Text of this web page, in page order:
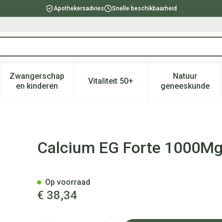
Apothekersadvies Snelle beschikbaarheid
verzorging en hygiëne categorie
voor Dieet, voeding en vitamines categorie
Zwangerschap
en kinderenToon submenu voor Zwangerschap en kinderen
Vitaliteit 50+Toon submenu voor Vitaliteit
Natuur
geneeskunde
Toon
Citroen Kauwtabl 90
Calcium EG Forte
€ 38,34
Op voorraad